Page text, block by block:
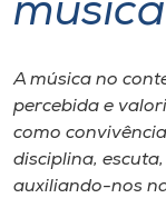
Unoesc
I.nova
A música no
percebida e
como
disciplina,
auxiliando-nos